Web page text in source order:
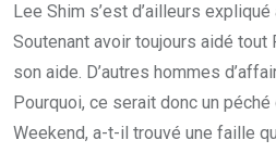
Lee Shim s’est d’ailleurs
Soutenant avoir toujours aidé
son aide. D’autres hommes
Pourquoi, ce serait donc un péché
Weekend, a-t-il trouvé une faille